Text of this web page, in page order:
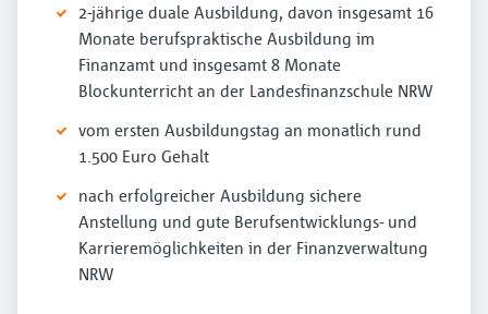
2-jährige duale Ausbildung, davon insgesamt 16
Monate berufspraktische Ausbildung im
Finanzamt und insgesamt 8 Monate
Blockunterricht an der Landesfinanzschule NRW
vom ersten Ausbildungstag an monatlich rund
1.500 Euro Gehalt
nach erfolgreicher Ausbildung sichere
Anstellung und gute Berufsentwicklungs- und
Karrieremöglichkeiten in der Finanzverwaltung
NRW